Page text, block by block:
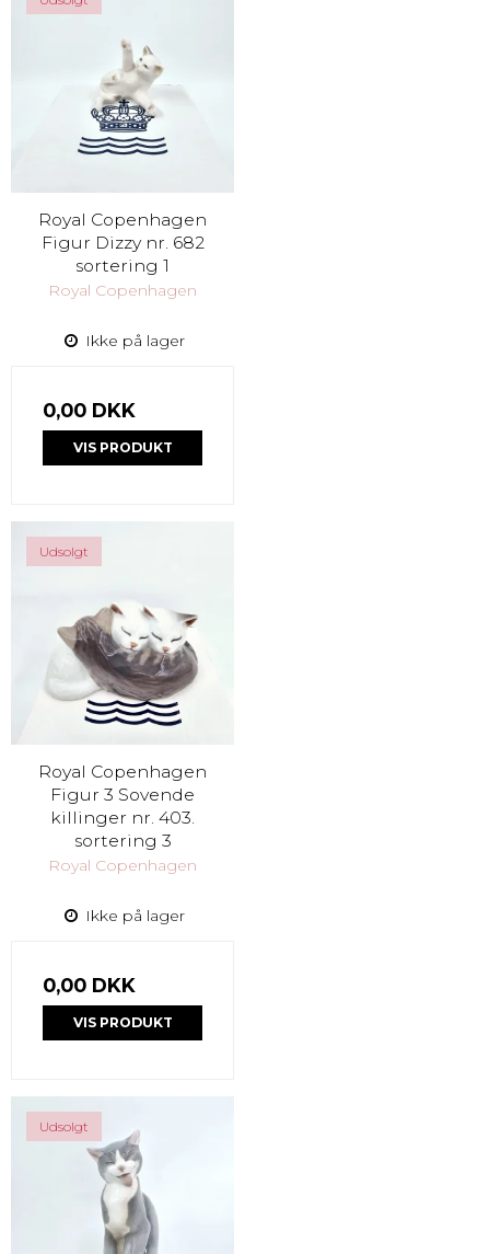
Royal Copenhagen
Figur Dizzy nr. 682
sortering 1
Royal Copenhagen
Ikke på lager
0,00 DKK
VIS PRODUKT
Udsolgt
Royal Copenhagen
Figur 3 Sovende
killinger nr. 403.
sortering 3
Royal Copenhagen
Ikke på lager
0,00 DKK
VIS PRODUKT
Udsolgt